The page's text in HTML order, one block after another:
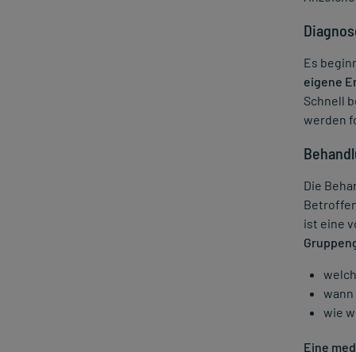
Es
eigene
Schnell
werden
Die
ist eine
wann
wie
Eine